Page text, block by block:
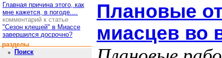
Главная причина этого, как
мне кажется, в погоде....
комментарий к статье
"Сезон клещей" в Миассе
завершился досрочно?
разделы
Поиск
Плановые
миасцев во